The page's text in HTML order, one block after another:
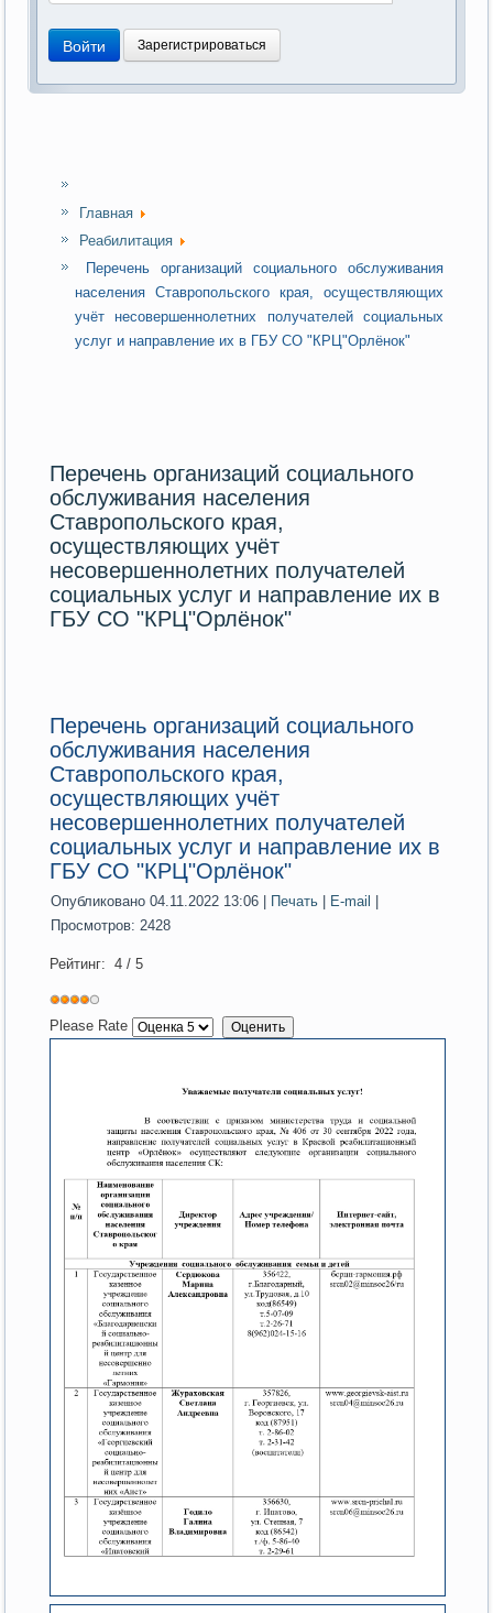
Войти Зарегистрироваться
Главная
Реабилитация
Перечень организаций социального обслуживания
населения Ставропольского края, осуществляющих
учёт несовершеннолетних получателей социальных
услуг и направление их в ГБУ СО "КРЦ"Орлёнок"
Перечень организаций социального
обслуживания населения
Ставропольского края,
осуществляющих учёт
несовершеннолетних получателей
социальных услуг и направление их в
ГБУ СО "КРЦ"Орлёнок"
Перечень организаций социального
обслуживания населения
Ставропольского края,
осуществляющих учёт
несовершеннолетних получателей
социальных услуг и направление их в
ГБУ СО "КРЦ"Орлёнок"
Опубликовано 04.11.2022 13:06 Печать E-mail
Просмотров: 2428
Рейтинг:4 /5
Please Rate